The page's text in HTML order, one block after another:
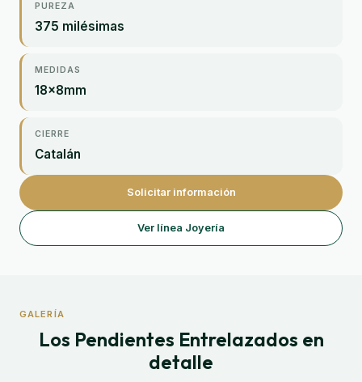
PUREZA
375 milésimas
MEDIDAS
18×8mm
CIERRE
Catalán
Solicitar información
Ver línea Joyería
GALERÍA
Los Pendientes Entrelazados en
detalle